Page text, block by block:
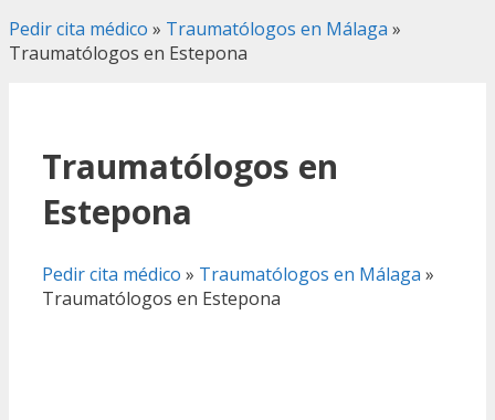
Pedir cita médico » Traumatólogos en Málaga »
Traumatólogos en Estepona
Traumatólogos en
Estepona
Pedir cita médico » Traumatólogos en Málaga »
Traumatólogos en Estepona